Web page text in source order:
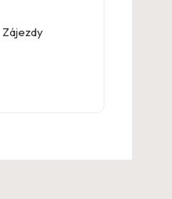
Zájezdy